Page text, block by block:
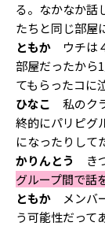
る。なかなか話
たちと同じ部屋
ともか ウチは
部屋だったから
てもらったコに
ひなこ 私のク
終的にパリピグ
になったりして
かりんとう
き
グループ間で話
ともか メンバ
う可能性だって